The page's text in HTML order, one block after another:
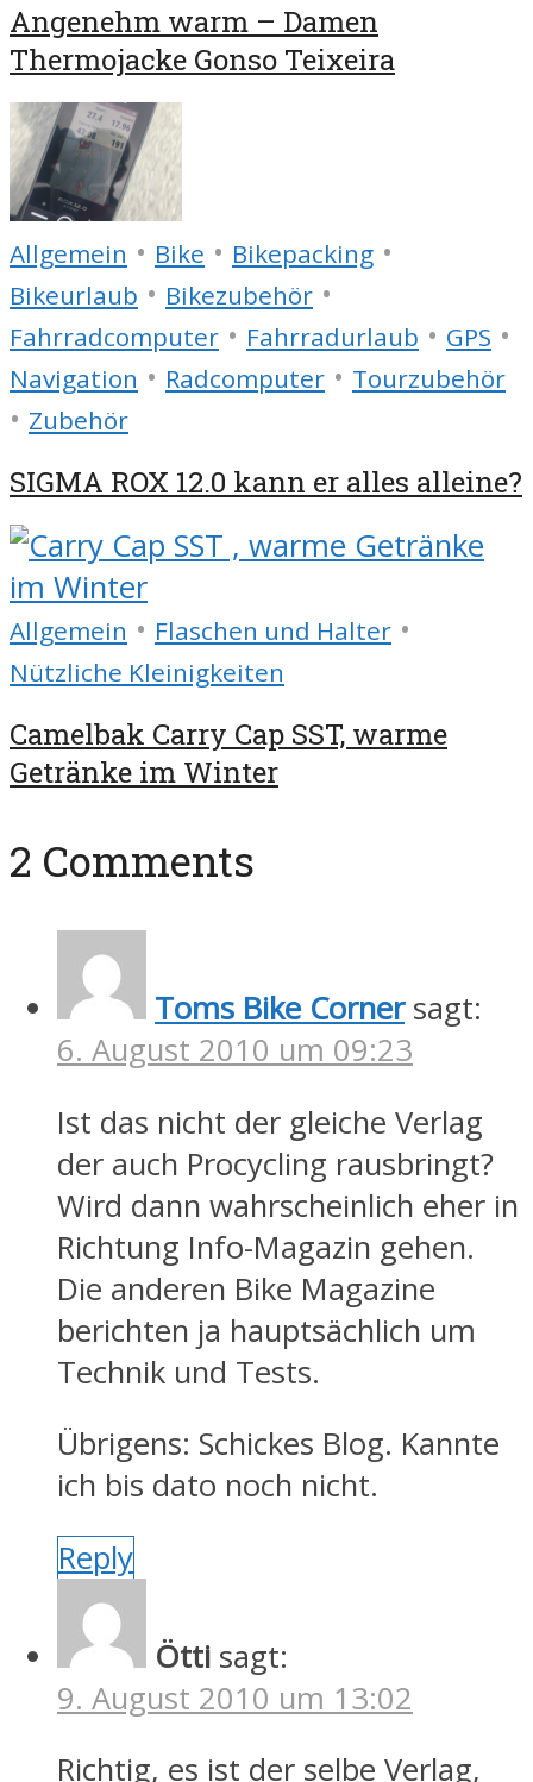
Angenehm warm – Damen
Thermojacke Gonso Teixeira
Allgemein • Bike • Bikepacking •
Bikeurlaub • Bikezubehör •
Fahrradcomputer • Fahrradurlaub • GPS •
Navigation • Radcomputer • Tourzubehör
• Zubehör
SIGMA ROX 12.0 kann er alles alleine?
Allgemein • Flaschen und Halter •
Nützliche Kleinigkeiten
Camelbak Carry Cap SST, warme
Getränke im Winter
2 Comments
Toms Bike Corner sagt:
6. August 2010 um 09:23
Ist das nicht der gleiche Verlag
der auch Procycling rausbringt?
Wird dann wahrscheinlich eher in
Richtung Info-Magazin gehen.
Die anderen Bike Magazine
berichten ja hauptsächlich um
Technik und Tests.
Übrigens: Schickes Blog. Kannte
ich bis dato noch nicht.
Reply
Ötti sagt:
9. August 2010 um 13:02
Richtig, es ist der selbe Verlag,